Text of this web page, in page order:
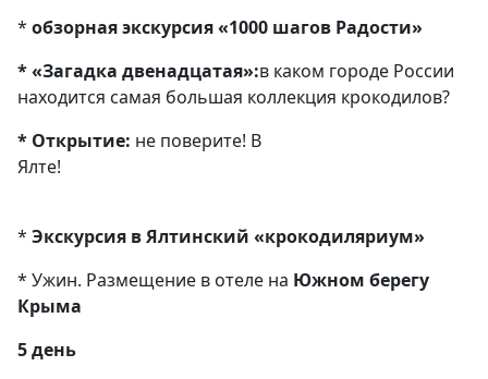
* обзорная экскурсия «1000 шагов Радости»
* «Загадка двенадцатая»:в каком городе России
находится самая большая коллекция крокодилов?
* Открытие: не поверите! В
Ялте!
* Экскурсия в Ялтинский «крокодиляриум»
* Ужин. Размещение в отеле на Южном берегу
Крыма
5 день